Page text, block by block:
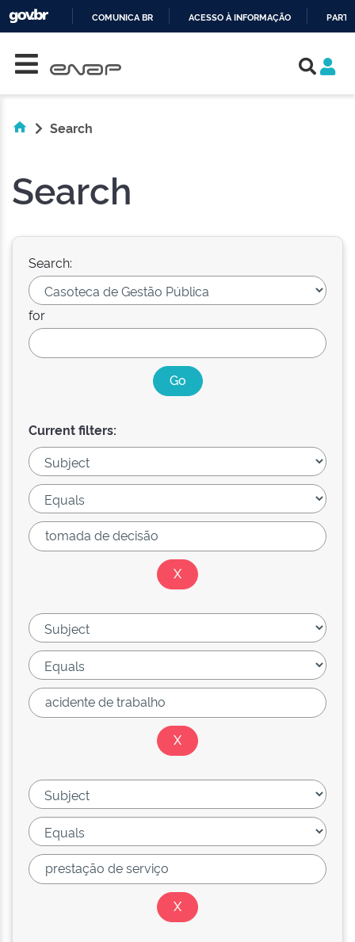
COMUNICA BR ACESSO À INFORMAÇÃO
Search
Search
Search:
for
Current filters: